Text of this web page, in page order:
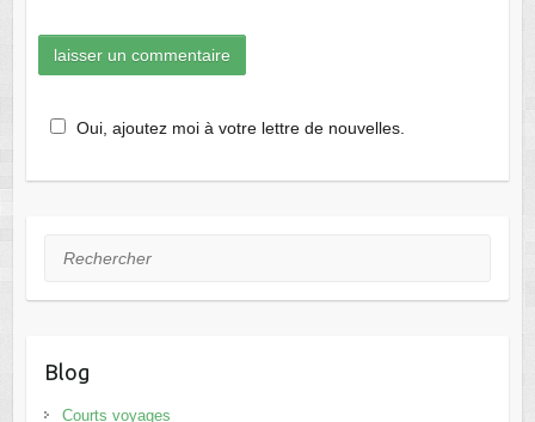
Oui, ajoutez moi à votre lettre de nouvelles.
Rechercher
Blog
Courts voyages